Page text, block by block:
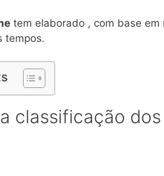
tem elaborado , com base em
tempos.
classificação